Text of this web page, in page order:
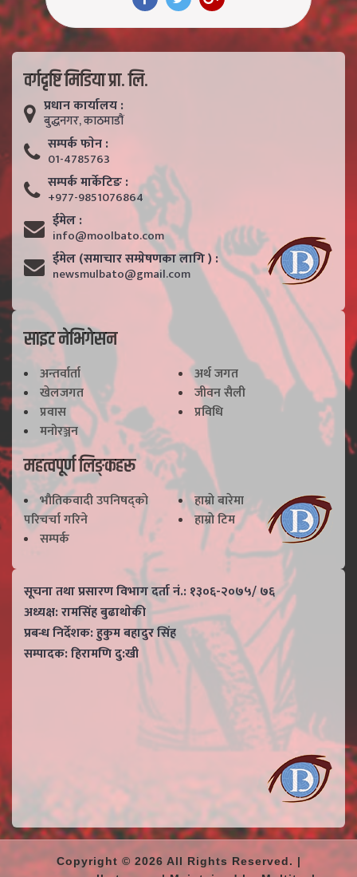
वर्गदृष्टि मिडिया प्रा. लि.
प्रधान कार्यालय :
बुद्धनगर, काठमाडाैं
सम्पर्क फाेन :
01-4785763
सम्पर्क मार्केटिङ :
+977-9851076864
ईमेल :
info@moolbato.com
ईमेल (समाचार सम्प्रेषणका लागि ) :
newsmulbato@gmail.com
साइट नेभिगेसन
अन्तर्वार्ता
अर्थ जगत
खेलजगत
जीवन सैली
प्रवास
प्रविधि
मनोरञ्जन
महत्वपूर्ण लिङ्कहरू
भाैतिकवादी उपनिषद्काे
परिचर्चा गरिने
हाम्राे बारेमा
हाम्राे टिम
सम्पर्क
सूचना तथा प्रसारण विभाग दर्ता नं.: १३०६-२०७५/ ७६
अध्यक्ष: रामसिंह बुढाथाेकी
प्रबन्ध निर्देशक: हुकुम बहादुर सिंह
सम्पादक: हिरामणि दु:खी
Copyright © 2026 All Rights Reserved. |